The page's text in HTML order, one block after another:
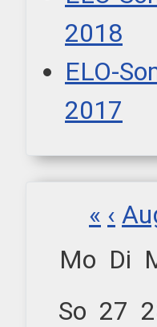
2018
ELO-
2017
« ‹
Mo Di
So 27